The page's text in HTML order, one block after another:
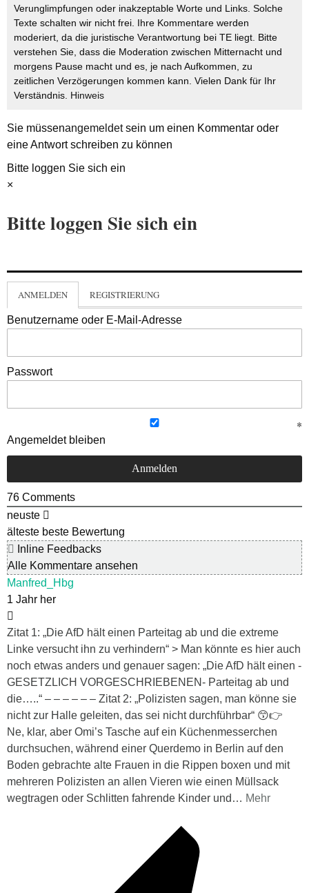
Verunglimpfungen oder inakzeptable Worte und Links. Solche
Texte schalten wir nicht frei. Ihre Kommentare werden
moderiert, da die juristische Verantwortung bei TE liegt. Bitte
verstehen Sie, dass die Moderation zwischen Mitternacht und
morgens Pause macht und es, je nach Aufkommen, zu
zeitlichen Verzögerungen kommen kann. Vielen Dank für Ihr
Verständnis. Hinweis
Sie müssenangemeldetsein um einen Kommentar oder
eine Antwort schreiben zu können
Bitte loggen Sie sich ein
×
Bitte loggen Sie sich ein
ANMELDEN REGISTRIERUNG
Benutzername oder E-Mail-Adresse
Passwort
Angemeldet bleiben
76 Comments
neuste
älteste beste Bewertung
Inline Feedbacks
Alle Kommentare ansehen
Manfred_Hbg
1 Jahr her
Zitat 1: „Die AfD hält einen Parteitag ab und die extreme
Linke versucht ihn zu verhindern“ > Man könnte es hier auch
noch etwas anders und genauer sagen: „Die AfD hält einen -
GESETZLICH VORGESCHRIEBENEN- Parteitag ab und
die…..“ – – – – – – Zitat 2: „Polizisten sagen, man könne sie
nicht zur Halle geleiten, das sei nicht durchführbar“ 😙👉
Ne, klar, aber Omi’s Tasche auf ein Küchenmesserchen
durchsuchen, während einer Querdemo in Berlin auf den
Boden gebrachte alte Frauen in die Rippen boxen und mit
mehreren Polizisten an allen Vieren wie einen Müllsack
wegtragen oder Schlitten fahrende Kinder und … Mehr